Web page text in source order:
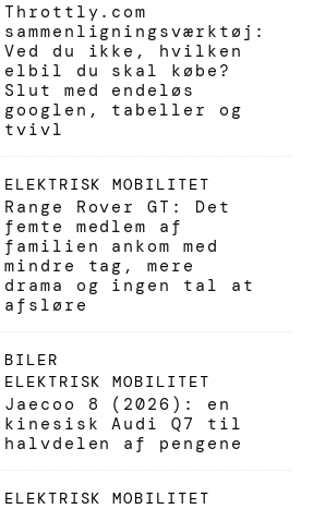
Throttly.com
sammenligningsværktøj:
Ved du ikke, hvilken
elbil du skal købe?
Slut med endeløs
googlen, tabeller og
tvivl
ELEKTRISK MOBILITET
Range Rover GT: Det
femte medlem af
familien ankom med
mindre tag, mere
drama og ingen tal at
afsløre
BILER
ELEKTRISK MOBILITET
Jaecoo 8 (2026): en
kinesisk Audi Q7 til
halvdelen af pengene
ELEKTRISK MOBILITET